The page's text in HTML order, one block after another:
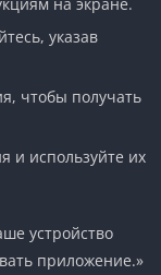
указав
чтобы получать
и используйте их
устройство
приложение.»